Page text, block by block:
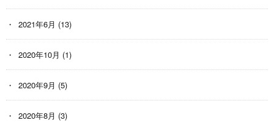
2021年6月 (13)
2020年10月 (1)
2020年9月 (5)
2020年8月 (3)